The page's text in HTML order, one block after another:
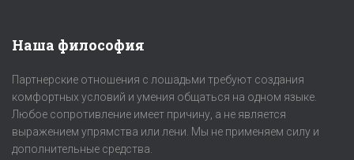
Наша философия
Партнерские отношения с лошадьми требуют создания
комфортных условий и умения общаться на одном языке.
Любое сопротивление имеет причину, а не является
выражением упрямства или лени. Мы не применяем силу и
дополнительные средства.